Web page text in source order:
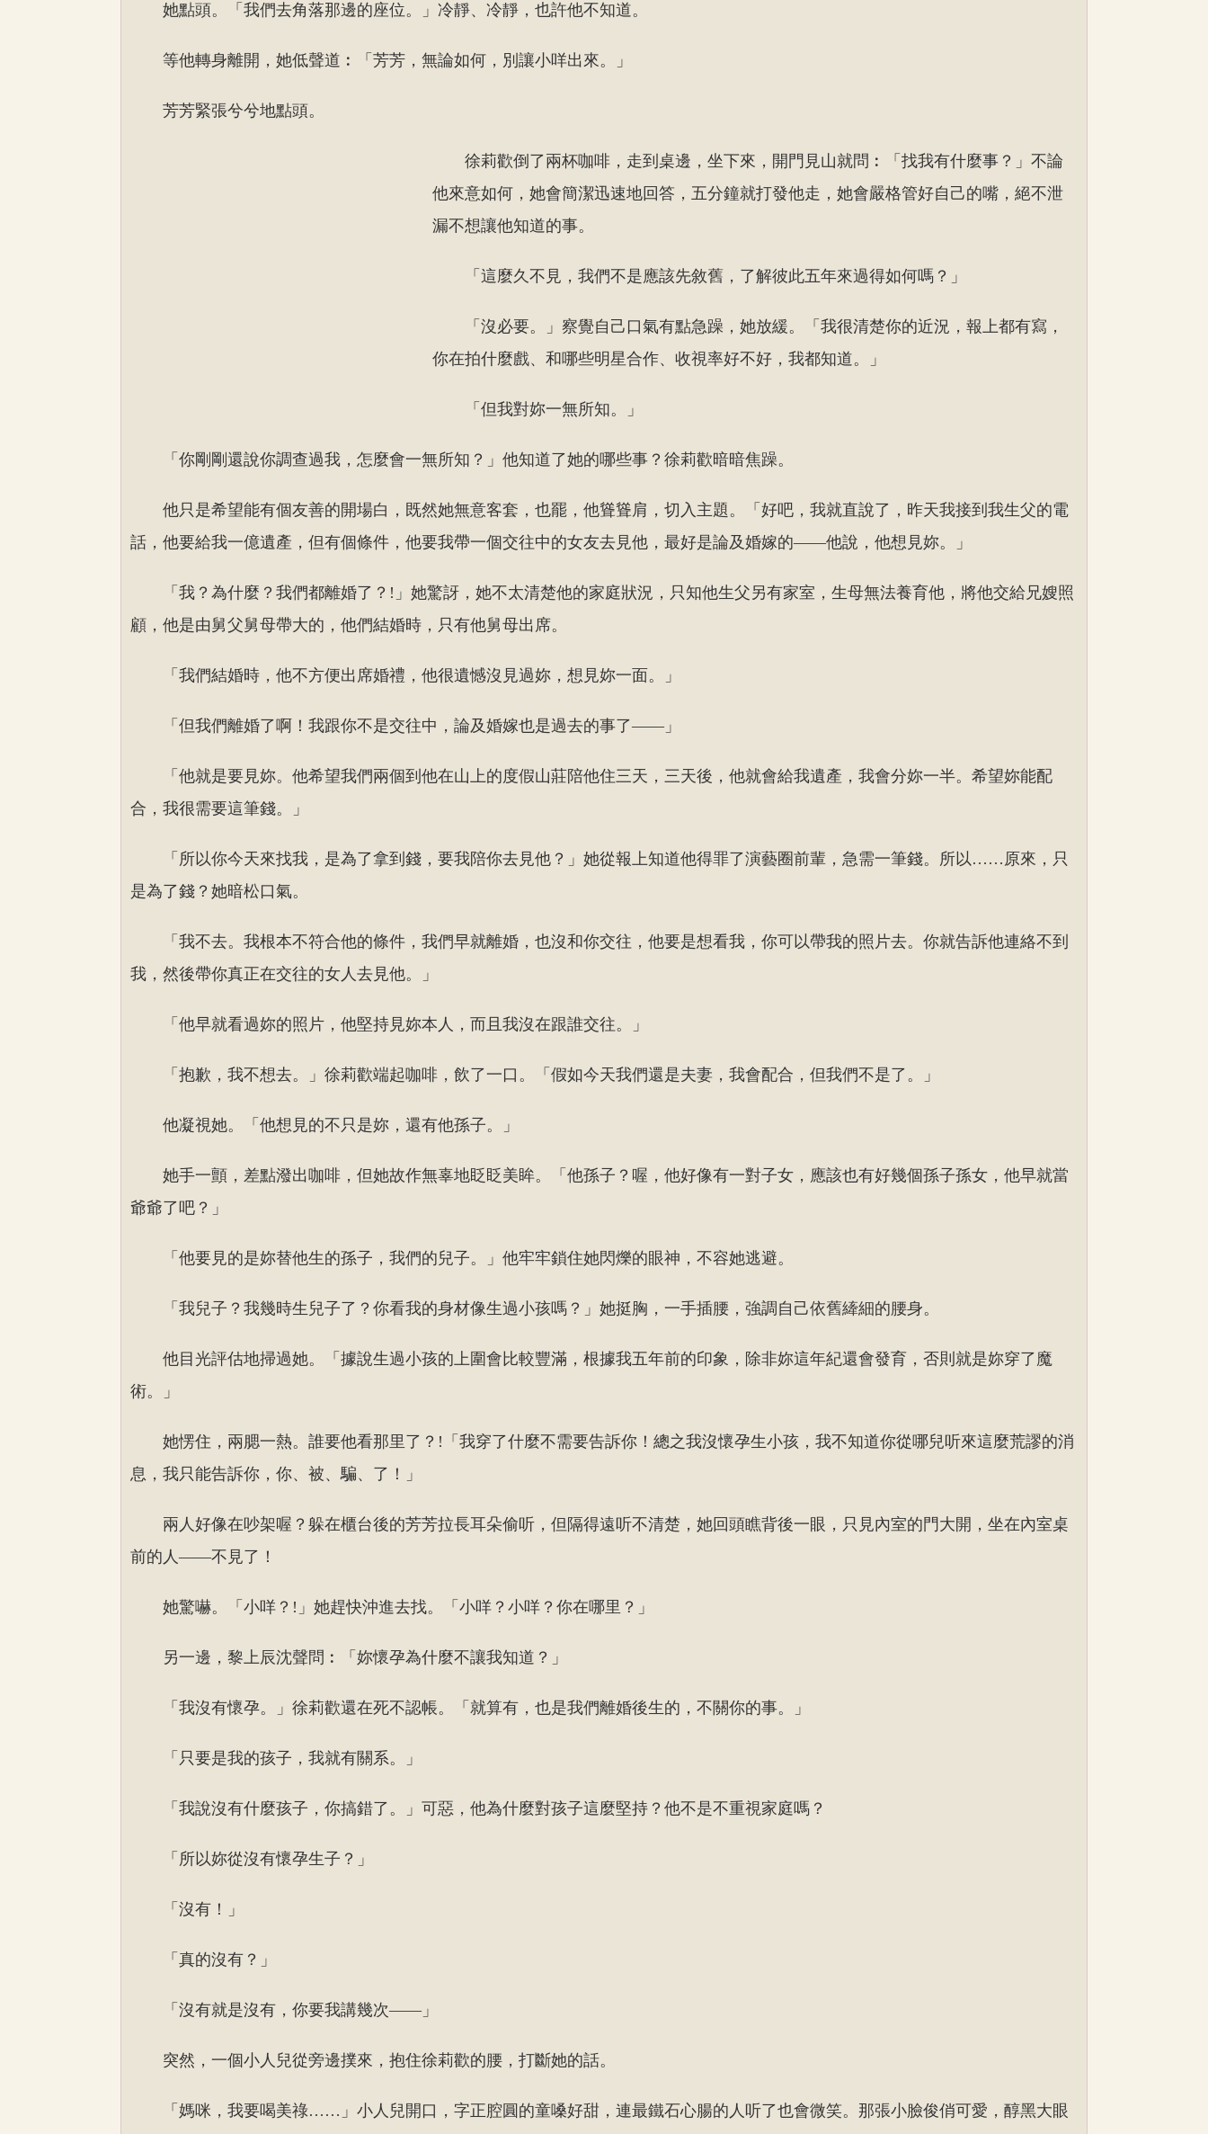
她點頭。「我們去角落那邊的座位。」冷靜、冷靜，也許他不知道。
等他轉身離開，她低聲道︰「芳芳，無論如何，別讓小咩出來。」
芳芳緊張兮兮地點頭。
徐莉歡倒了兩杯咖啡，走到桌邊，坐下來，開門見山就問︰「找我有什麼事？」不論
他來意如何，她會簡潔迅速地回答，五分鐘就打發他走，她會嚴格管好自己的嘴，絕不泄
漏不想讓他知道的事。
「這麼久不見，我們不是應該先敘舊，了解彼此五年來過得如何嗎？」
「沒必要。」察覺自己口氣有點急躁，她放緩。「我很清楚你的近況，報上都有寫，
你在拍什麼戲、和哪些明星合作、收視率好不好，我都知道。」
「但我對妳一無所知。」
「你剛剛還說你調查過我，怎麼會一無所知？」他知道了她的哪些事？徐莉歡暗暗焦躁。
他只是希望能有個友善的開場白，既然她無意客套，也罷，他聳聳肩，切入主題。「好吧，我就直說了，昨天我接到我生父的電
話，他要給我一億遺產，但有個條件，他要我帶一個交往中的女友去見他，最好是論及婚嫁的——他說，他想見妳。」
「我？為什麼？我們都離婚了？!」她驚訝，她不太清楚他的家庭狀況，只知他生父另有家室，生母無法養育他，將他交給兄嫂照
顧，他是由舅父舅母帶大的，他們結婚時，只有他舅母出席。
「我們結婚時，他不方便出席婚禮，他很遺憾沒見過妳，想見妳一面。」
「但我們離婚了啊！我跟你不是交往中，論及婚嫁也是過去的事了——」
「他就是要見妳。他希望我們兩個到他在山上的度假山莊陪他住三天，三天後，他就會給我遺產，我會分妳一半。希望妳能配
合，我很需要這筆錢。」
「所以你今天來找我，是為了拿到錢，要我陪你去見他？」她從報上知道他得罪了演藝圈前輩，急需一筆錢。所以……原來，只
是為了錢？她暗松口氣。
「我不去。我根本不符合他的條件，我們早就離婚，也沒和你交往，他要是想看我，你可以帶我的照片去。你就告訴他連絡不到
我，然後帶你真正在交往的女人去見他。」
「他早就看過妳的照片，他堅持見妳本人，而且我沒在跟誰交往。」
「抱歉，我不想去。」徐莉歡端起咖啡，飲了一口。「假如今天我們還是夫妻，我會配合，但我們不是了。」
他凝視她。「他想見的不只是妳，還有他孫子。」
她手一顫，差點潑出咖啡，但她故作無辜地眨眨美眸。「他孫子？喔，他好像有一對子女，應該也有好幾個孫子孫女，他早就當
爺爺了吧？」
「他要見的是妳替他生的孫子，我們的兒子。」他牢牢鎖住她閃爍的眼神，不容她逃避。
「我兒子？我幾時生兒子了？你看我的身材像生過小孩嗎？」她挺胸，一手插腰，強調自己依舊縴細的腰身。
他目光評估地掃過她。「據說生過小孩的上圍會比較豐滿，根據我五年前的印象，除非妳這年紀還會發育，否則就是妳穿了魔
術。」
她愣住，兩腮一熱。誰要他看那里了？!「我穿了什麼不需要告訴你！總之我沒懷孕生小孩，我不知道你從哪兒听來這麼荒謬的消
息，我只能告訴你，你、被、騙、了！」
兩人好像在吵架喔？躲在櫃台後的芳芳拉長耳朵偷听，但隔得遠听不清楚，她回頭瞧背後一眼，只見內室的門大開，坐在內室桌
前的人——不見了！
她驚嚇。「小咩？!」她趕快沖進去找。「小咩？小咩？你在哪里？」
另一邊，黎上辰沈聲問︰「妳懷孕為什麼不讓我知道？」
「我沒有懷孕。」徐莉歡還在死不認帳。「就算有，也是我們離婚後生的，不關你的事。」
「只要是我的孩子，我就有關系。」
「我說沒有什麼孩子，你搞錯了。」可惡，他為什麼對孩子這麼堅持？他不是不重視家庭嗎？
「所以妳從沒有懷孕生子？」
「沒有！」
「真的沒有？」
「沒有就是沒有，你要我講幾次——」
突然，一個小人兒從旁邊撲來，抱住徐莉歡的腰，打斷她的話。
「媽咪，我要喝美祿……」小人兒開口，字正腔圓的童嗓好甜，連最鐵石心腸的人听了也會微笑。那張小臉俊俏可愛，醇黑大眼